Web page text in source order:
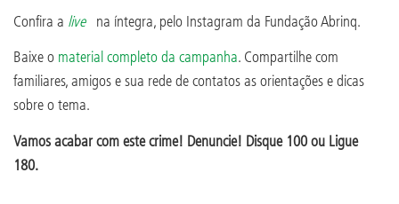
Confira a live na íntegra, pelo Instagram da Fundação Abrinq.
Baixe o material completo da campanha. Compartilhe com
familiares, amigos e sua rede de contatos as orientações e dicas
sobre o tema.
Vamos acabar com este crime! Denuncie! Disque 100 ou Ligue
180.